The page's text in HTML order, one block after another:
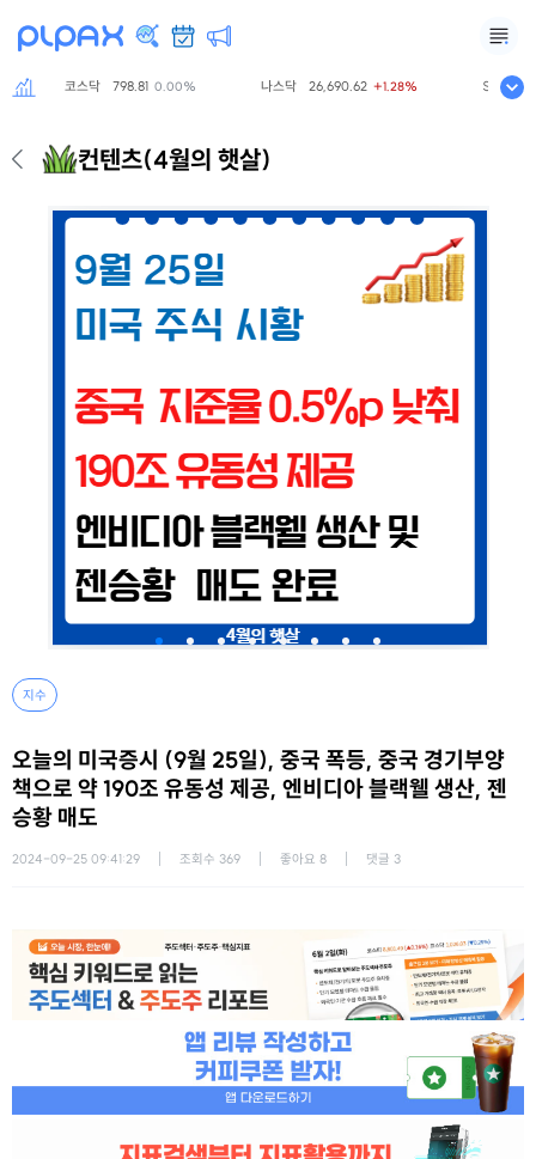
코스닥 798.81 0.00% 나스닥 26,690.62 +1.28% S&P500
컨텐츠(4월의 햇살)
지수
오늘의 미국증시 (9월 25일), 중국 폭등, 중국 경기부양
책으로 약 190조 유동성 제공, 엔비디아 블랙웰 생산, 젠
승황 매도
2024-09-25 09:41:29 조회수 369 좋아요 8 댓글 3